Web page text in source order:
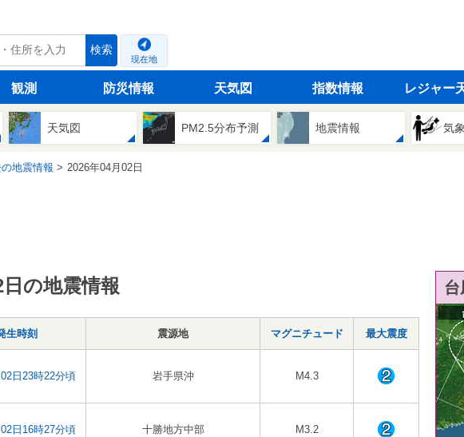
検索
現在地
観測 防災情報 天気図 指数情報 レジャー
天気図 PM2.5分布予測 地震情報 気
地震情報 2026年04月02日
の地震情報
生時刻 震源地 マグニチュード 最大震度
日23時22分頃 岩手県沖 M4.3
日16時27分頃 十勝地方中部 M3.2